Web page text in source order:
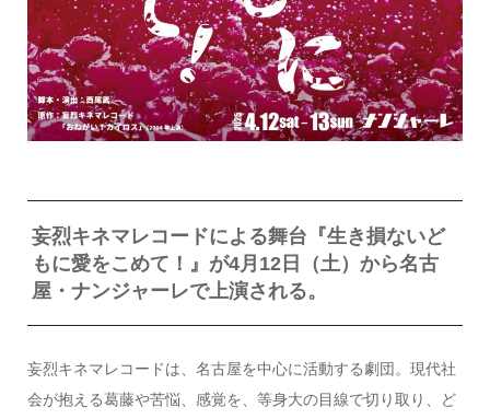
妄烈キネマレコードによる舞台『生き損ないど
もに愛をこめて！』が4月12日（土）から名古
屋・ナンジャーレで上演される。
妄烈キネマレコードは、名古屋を中心に活動する劇団。現代社
会が抱える葛藤や苦悩、感覚を、等身大の目線で切り取り、ど